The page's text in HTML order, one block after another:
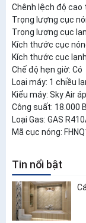
Chênh lệch độ cao
Trọng lượng cục
Trọng lượng cục
Kích thước cục
Kích thước cục
Chế độ hẹn giờ: Có
Loại máy: 1 chiều
Kiểu máy: Sky Air
Công suất: 18.000
Loại Gas: GAS
Mã cục nóng:
Tin nổi bật